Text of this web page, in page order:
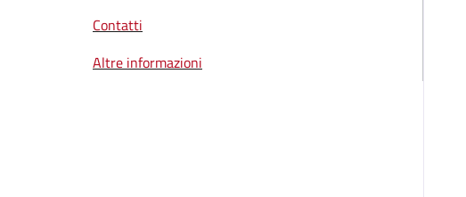
Contatti
Altre informazioni